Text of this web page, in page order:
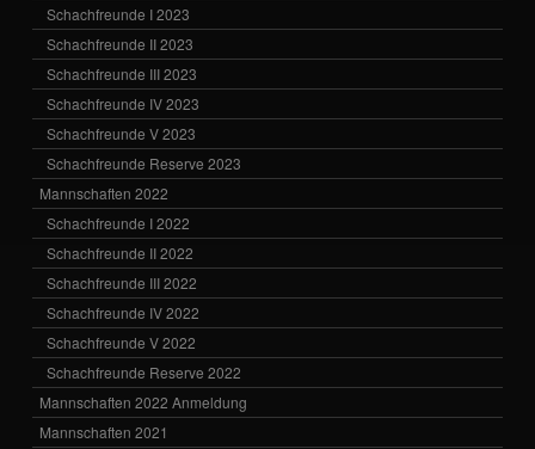
Schachfreunde I 2023
Schachfreunde II 2023
Schachfreunde III 2023
Schachfreunde IV 2023
Schachfreunde V 2023
Schachfreunde Reserve 2023
Mannschaften 2022
Schachfreunde I 2022
Schachfreunde II 2022
Schachfreunde III 2022
Schachfreunde IV 2022
Schachfreunde V 2022
Schachfreunde Reserve 2022
Mannschaften 2022 Anmeldung
Mannschaften 2021